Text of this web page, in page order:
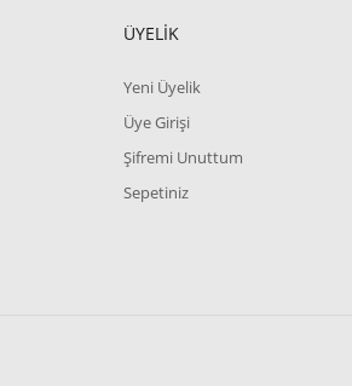
ÜYELİK
Yeni Üyelik
Üye Girişi
Şifremi Unuttum
Sepetiniz